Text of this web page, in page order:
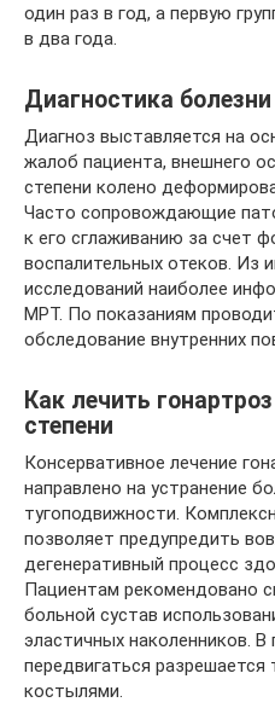
один раз в год, а первую
в два года.
Диагностика болезни
Диагноз выставляется на
жалоб пациента, внешнего
степени колено
Часто сопровождающие
к его сглаживанию за счет
воспалительных отеков. Из
исследований наиболее
МРТ. По показаниям
обследование внутренних
Как лечить
степени
Консервативное лечение
направлено на устранение
тугоподвижности.
позволяет предупредить
дегенеративный процесс
Пациентам рекомендовано
больной сустав
эластичных наколенников. В
передвигаться
костылями.